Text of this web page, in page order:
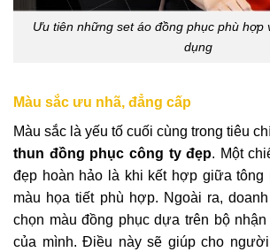
Ưu tiên những set áo đồng phục phù hợp
dụng
Màu sắc ưu nhã, đẳng cấp
Màu sắc là yếu tố cuối cùng trong tiêu
thun đồng phục công ty đẹp. Một
đẹp hoàn hảo là khi kết hợp giữa tông
màu họa tiết phù hợp. Ngoài ra,
chọn màu đồng phục dựa trên bộ
của mình. Điều này sẽ giúp cho